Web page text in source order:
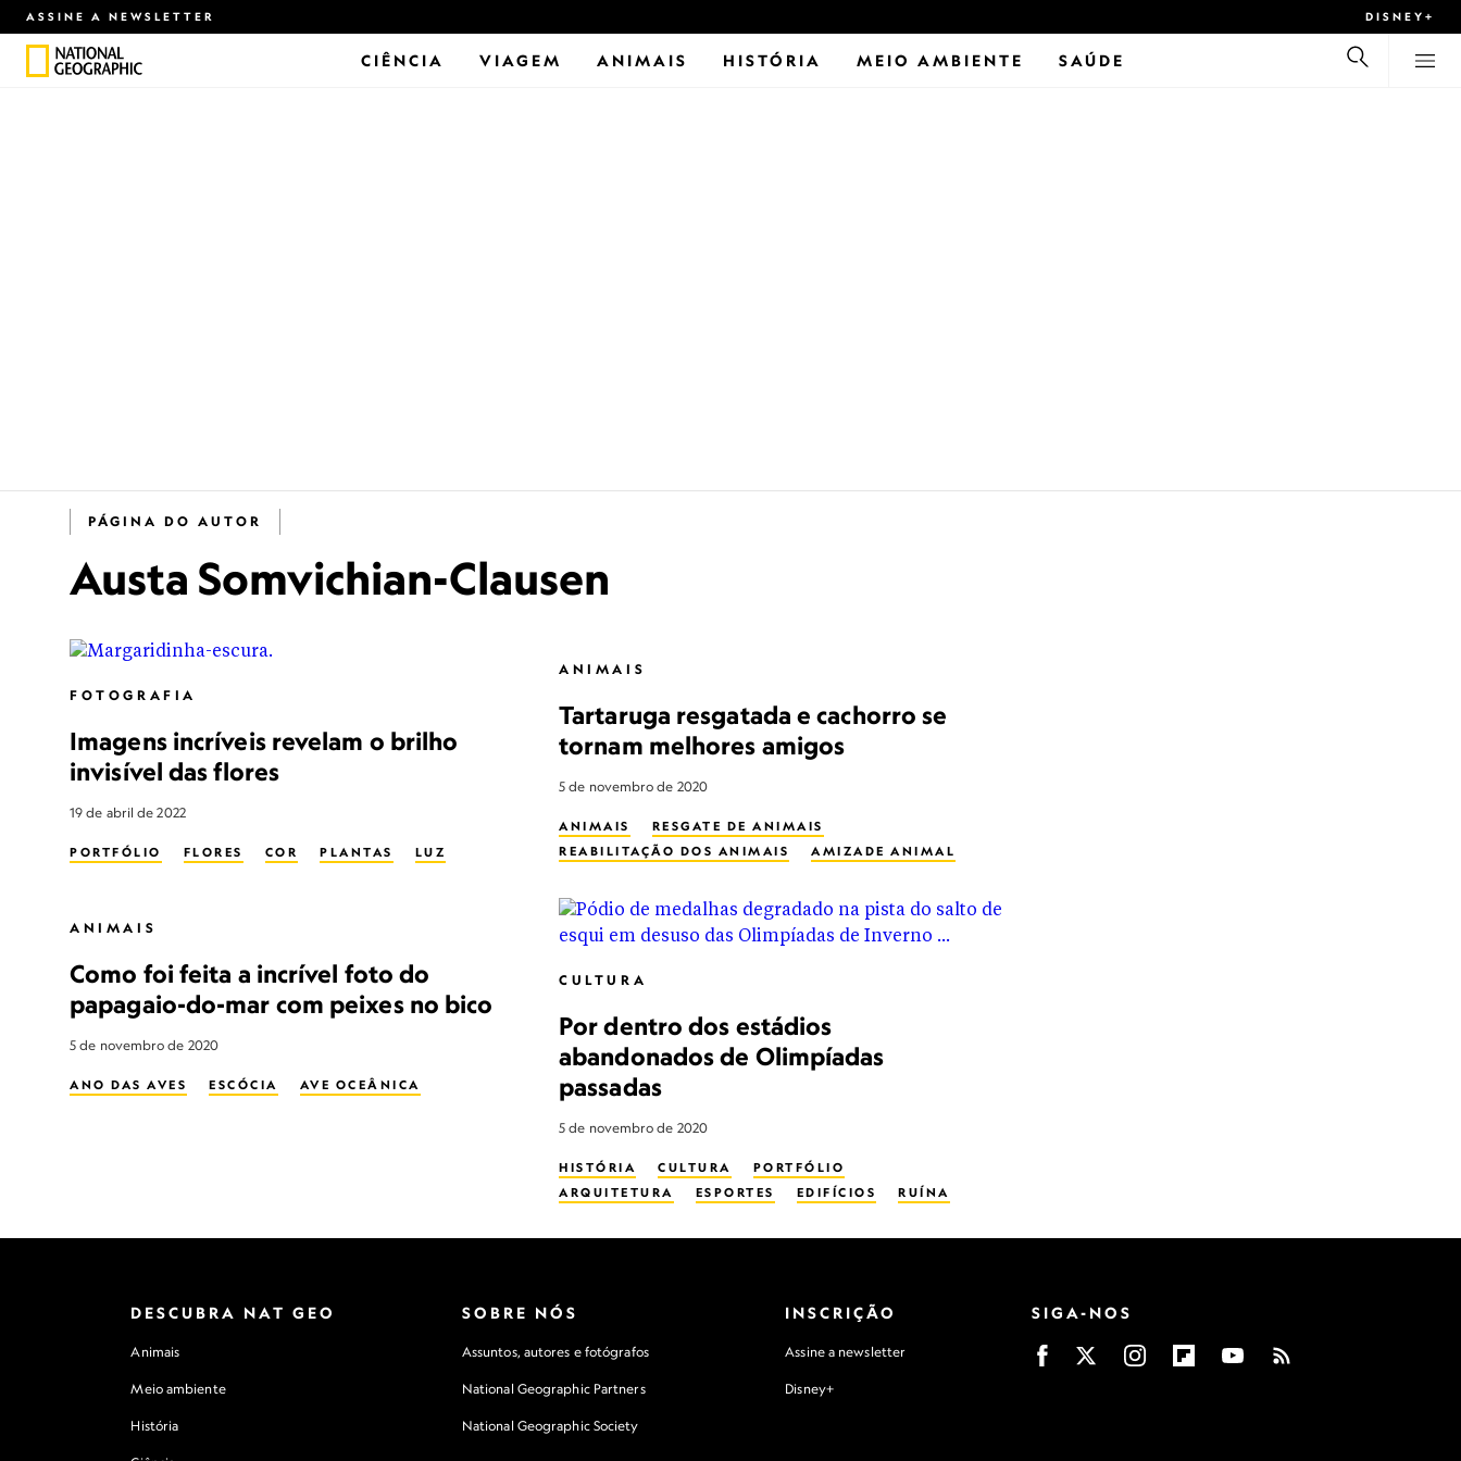
ASSINE A NEWSLETTER DISNEY+
CIÊNCIA VIAGEM ANIMAIS HISTÓRIA MEIO AMBIENTE SAÚDE
PÁGINA DO AUTOR
Austa Somvichian-Clausen
FOTOGRAFIA
Imagens incríveis revelam o brilho
invisível das flores
19 de abril de 2022
PORTFÓLIO FLORES COR PLANTAS LUZ
ANIMAIS
Tartaruga resgatada e cachorro se
tornam melhores amigos
5 de novembro de 2020
ANIMAIS
RESGATE DE ANIMAIS
REABILITAÇÃO DOS ANIMAIS
AMIZADE ANIMAL
ANIMAIS
Como foi feita a incrível foto do
papagaio-do-mar com peixes no bico
5 de novembro de 2020
ANO DAS AVES ESCÓCIA AVE OCEÂNICA
CULTURA
Por dentro dos estádios
abandonados de Olimpíadas
passadas
5 de novembro de 2020
HISTÓRIA CULTURA
PORTFÓLIO
ARQUITETURA
ESPORTES EDIFÍCIOS RUÍNA
DESCUBRA NAT GEO
Animais
Meio ambiente
História
SOBRE NÓS
Assuntos, autores e fotógrafos
National Geographic Partners
National Geographic Society
INSCRIÇÃO
Assine a newsletter
Disney+
SIGA-NOS